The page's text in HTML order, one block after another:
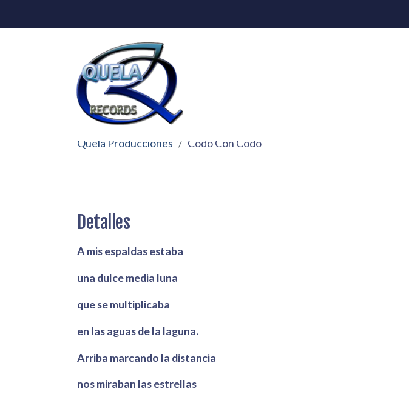
Quela Producciones Codo Con Codo
Detalles
A mis espaldas estaba
una dulce media luna
que se multiplicaba
en las aguas de la laguna.
Arriba marcando la distancia
nos miraban las estrellas